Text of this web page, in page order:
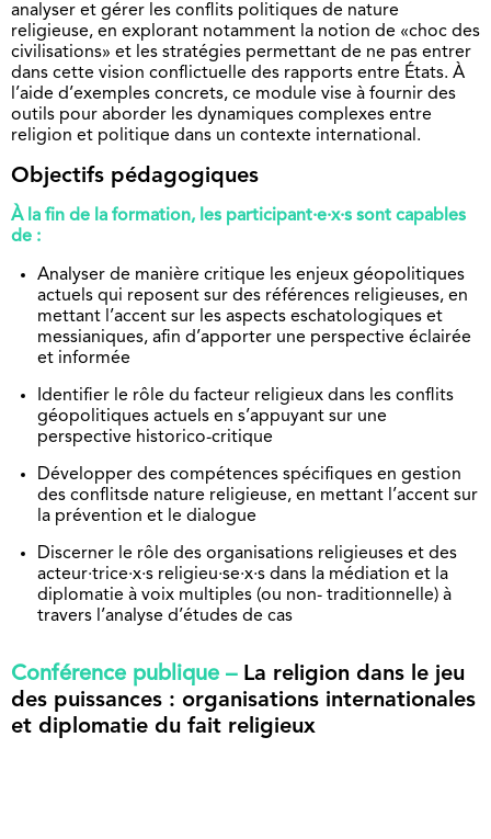
analyser et gérer les conflits politiques de nature
religieuse, en explorant notamment la notion de «choc des
civilisations» et les stratégies permettant de ne pas entrer
dans cette vision conflictuelle des rapports entre États. À
l’aide d’exemples concrets, ce module vise à fournir des
outils pour aborder les dynamiques complexes entre
religion et politique dans un contexte international.
Objectifs pédagogiques
À la fin de la formation, les participant·e·x·s sont capables
de :
Analyser de manière critique les enjeux géopolitiques
actuels qui reposent sur des références religieuses, en
mettant l’accent sur les aspects eschatologiques et
messianiques, afin d’apporter une perspective éclairée
et informée
Identifier le rôle du facteur religieux dans les conflits
géopolitiques actuels en s’appuyant sur une
perspective historico-critique
Développer des compétences spécifiques en gestion
des conflitsde nature religieuse, en mettant l’accent sur
la prévention et le dialogue
Discerner le rôle des organisations religieuses et des
acteur·trice·x·s religieu·se·x·s dans la médiation et la
diplomatie à voix multiples (ou non- traditionnelle) à
travers l’analyse d’études de cas
Conférence publique – La religion dans le jeu
des puissances : organisations internationales
et diplomatie du fait religieux